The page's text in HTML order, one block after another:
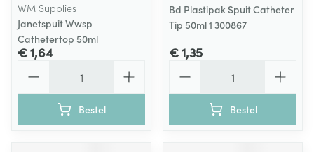
WM Supplies
Janetspuit Wwsp
Cathetertop 50ml
€ 1,64
Bestel
Bd Plastipak Spuit Catheter
Tip 50ml 1 300867
€ 1,35
Bestel